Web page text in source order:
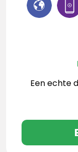
Een echte